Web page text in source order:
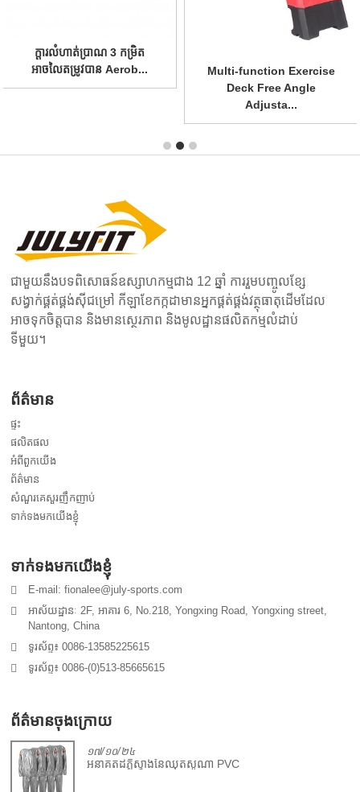
ក្តារលំហាត់ប្រាណ 3 កម្រិត
អាចលៃតម្រូវបាន Aerob...
Multi-function Exercise
Deck Free Angle
Adjusta...
ជាមួយនឹងបទពិសោធន៍ឧស្សាហកម្មជាង 12 ឆ្នាំ ការរួមបញ្ចូលខ្សែ
សង្វាក់ផ្គត់ផ្គង់ស៊ីជម្រៅ កីឡាខែកក្កដាមានអ្នកផ្គត់ផ្គង់វត្ថុធាតុដើមដែល
អាចទុកចិត្តបាន និងមានស្ថេរភាព និងមូលដ្ឋានផលិតកម្មលំដាប់
ទីមួយ។
ព័ត៌មាន
ផ្ទះ
ផលិតផល
អំពីពួកយើង
ព័ត៌មាន
សំណួរគេសួរញឹកញាប់
ទាក់ទងមកយើងខ្ញុំ
ទាក់ទងមកយើងខ្ញុំ
E-mail: fionalee@july-sports.com
អាស័យដ្ឋានៈ 2F, អាគារ 6, No.218, Yongxing Road, Yongxing street,
Nantong, China
ទូរស័ព្ទ៖ 0086-13585225615
ទូរស័ព្ទ៖ 0086-(0)513-85665615
ព័ត៌មានចុងក្រោយ
១៧/១០/២៤
អនាគតដ៏ភ្លឺស្វាងនៃឈុតសូណា PVC